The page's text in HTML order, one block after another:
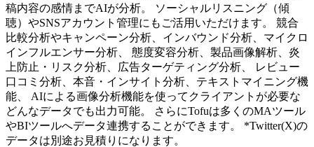
稿内容の感情までAIが分析。 ソーシャルリスニング（傾
聴）やSNSアカウント管理にもご活用いただけます。 競合
比較分析やキャンペーン分析、インバウンド分析、マイクロ
インフルエンサー分析、 態度変容分析、製品画像解析、炎
上防止・リスク分析、広告ターゲティング分析、 レビュー
口コミ分析、本音・インサイト分析、テキストマイニング機
能、 AIによる画像分析機能を使ってクライアントが必要な
どんなデータでも出力可能。 さらにTofuは多くのMAツール
やBIツールへデータ連携することができます。 *Twitter(X)の
データは別途お見積りになります。